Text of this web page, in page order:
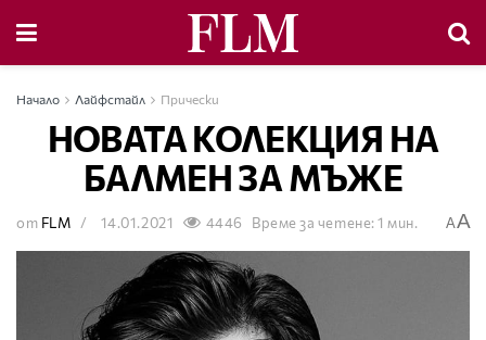
Начало Лайфстайл Прически
НОВАТА КОЛЕКЦИЯ НА
БАЛМЕН ЗА МЪЖЕ
от FLM 14.01.2021 4446 Време за четене: 1 мин. AA